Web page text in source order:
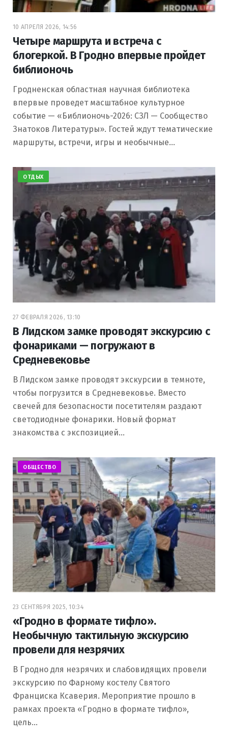
10 АПРЕЛЯ 2026, 14:56
Четыре маршрута и встреча с
блогеркой. В Гродно впервые пройдет
библионочь
Гродненская областная научная библиотека
впервые проведет масштабное культурное
событие — «Библионочь-2026: СЗЛ — Сообщество
Знатоков Литературы». Гостей ждут тематические
маршруты, встречи, игры и необычные…
ОТДЫХ
27 ФЕВРАЛЯ 2026, 13:10
В Лидском замке проводят экскурсию с
фонариками — погружают в
Средневековье
В Лидском замке проводят экскурсии в темноте,
чтобы погрузится в Средневековье. Вместо
свечей для безопасности посетителям раздают
светодиодные фонарики. Новый формат
знакомства с экспозицией…
ОБЩЕСТВО
23 СЕНТЯБРЯ 2025, 10:34
«Гродно в формате тифло».
Необычную тактильную экскурсию
провели для незрячих
В Гродно для незрячих и слабовидящих провели
экскурсию по Фарному костелу Святого
Франциска Ксаверия. Мероприятие прошло в
рамках проекта «Гродно в формате тифло»,
цель…